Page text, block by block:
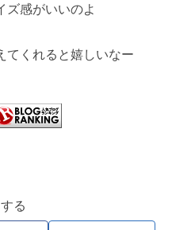
ズ感がいいのよ
てくれると嬉しいなー
る